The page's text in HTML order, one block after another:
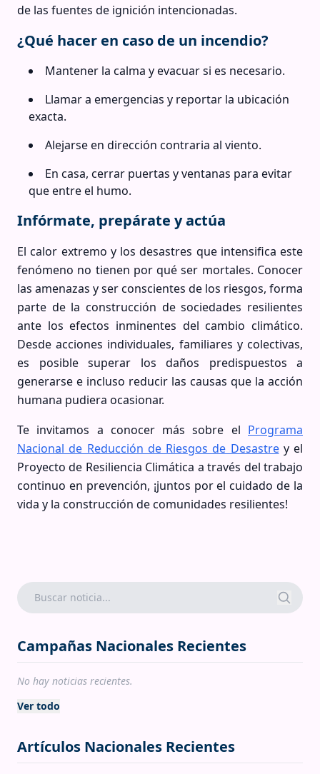
de las fuentes de ignición intencionadas.
¿Qué hacer en caso de un incendio?
Mantener la calma y evacuar si es necesario.
Llamar a emergencias y reportar la ubicación
exacta.
Alejarse en dirección contraria al viento.
En casa, cerrar puertas y ventanas para evitar
que entre el humo.
Infórmate, prepárate y actúa
El calor extremo y los desastres que intensifica este
fenómeno no tienen por qué ser mortales. Conocer
las amenazas y ser conscientes de los riesgos, forma
parte de la construcción de sociedades resilientes
ante los efectos inminentes del cambio climático.
Desde acciones individuales, familiares y colectivas,
es posible superar los daños predispuestos a
generarse e incluso reducir las causas que la acción
humana pudiera ocasionar.
Te invitamos a conocer más sobre el Programa
Nacional de Reducción de Riesgos de Desastrey el
Proyecto de Resiliencia Climática a través del trabajo
continuo en prevención, ¡juntos por el cuidado de la
vida y la construcción de comunidades resilientes!
Campañas Nacionales Recientes
No hay noticias recientes.
Ver todo
Artículos Nacionales Recientes